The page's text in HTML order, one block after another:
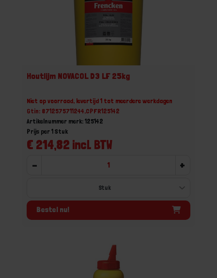
Houtlijm NOVACOL D3 LF 25kg
Niet op voorraad, levertijd 1 tot meerdere werkdagen
Gtin: 8712575711244,CPFR125142
Artikelnummer merk: 125142
€ 214,82 incl. BTW
Prijs per 1 Stuk
- +
Bestel nu!